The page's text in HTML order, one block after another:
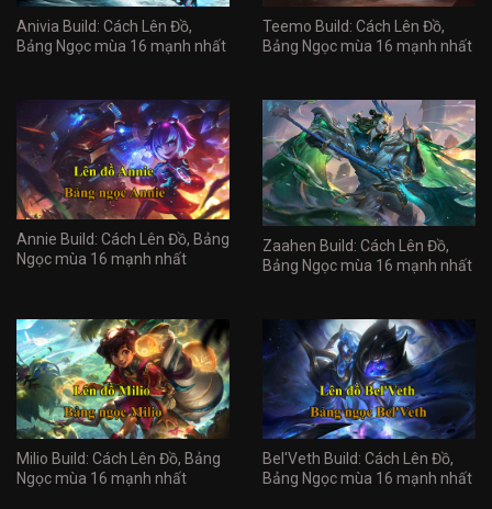
Anivia Build: Cách Lên Đồ,
Bảng Ngọc mùa 16 mạnh nhất
Teemo Build: Cách Lên Đồ,
Bảng Ngọc mùa 16 mạnh nhất
Annie Build: Cách Lên Đồ, Bảng
Ngọc mùa 16 mạnh nhất
Zaahen Build: Cách Lên Đồ,
Bảng Ngọc mùa 16 mạnh nhất
Milio Build: Cách Lên Đồ, Bảng
Ngọc mùa 16 mạnh nhất
Bel'Veth Build: Cách Lên Đồ,
Bảng Ngọc mùa 16 mạnh nhất